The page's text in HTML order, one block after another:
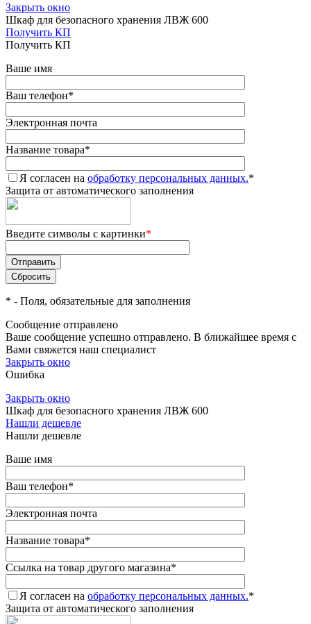
Закрыть окно
Шкаф для безопасного хранения ЛВЖ 600
Получить КП
Получить КП
Ваше имя
Ваш телефон*
Электронная почта
Название товара*
Я согласен на обработку персональных данных.*
Защита от автоматического заполнения
Введите символы с картинки*
* - Поля, обязательные для заполнения
Сообщение отправлено
Ваше сообщение успешно отправлено. В ближайшее время с
Вами свяжется наш специалист
Закрыть окно
Ошибка
Закрыть окно
Шкаф для безопасного хранения ЛВЖ 600
Нашли дешевле
Нашли дешевле
Ваше имя
Ваш телефон*
Электронная почта
Название товара*
Ссылка на товар другого магазина*
Я согласен на обработку персональных данных.*
Защита от автоматического заполнения